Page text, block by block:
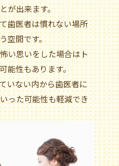
が出来ます。
歯医者は慣れない場所
空間です。
い思いをした場合はト
能性もあります。
いない内から歯医者に
った可能性も軽減でき